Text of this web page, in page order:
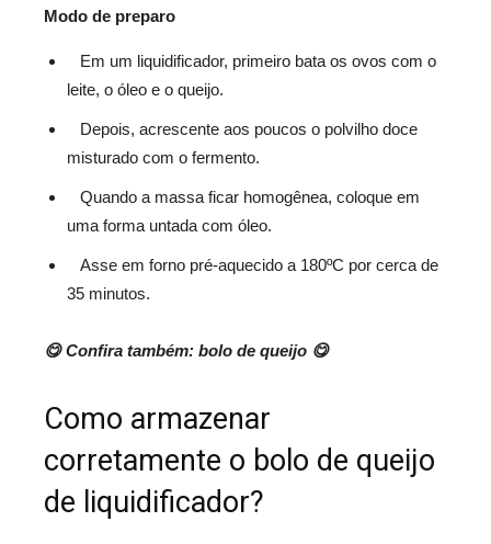
Modo de preparo
Em um liquidificador, primeiro bata os ovos com o
leite, o óleo e o queijo.
Depois, acrescente aos poucos o polvilho doce
misturado com o fermento.
Quando a massa ficar homogênea, coloque em
uma forma untada com óleo.
Asse em forno pré-aquecido a 180ºC por cerca de
35 minutos.
😋 Confira também: bolo de queijo 😋
Como armazenar
corretamente o bolo de queijo
de liquidificador?